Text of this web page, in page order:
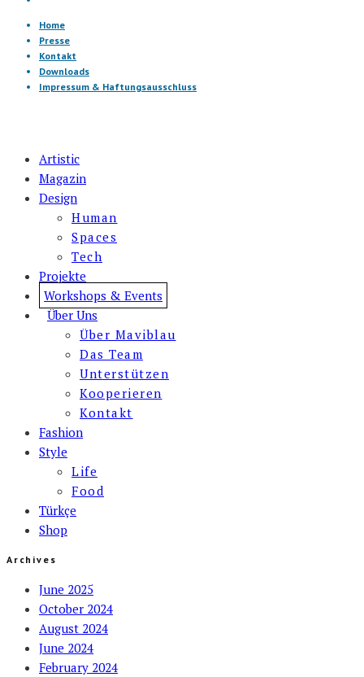
Home
Presse
Kontakt
Downloads
Impressum & Haftungsausschluss
Artistic
Magazin
Design
Human
Spaces
Tech
Projekte
Workshops & Events
Über Uns
Über Maviblau
Das Team
Unterstützen
Kooperieren
Kontakt
Fashion
Style
Life
Food
Türkçe
Shop
Archives
June 2025
October 2024
August 2024
June 2024
February 2024